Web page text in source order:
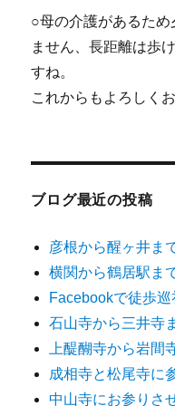
○母の介護があるた
ません、長距離は歩
すね。
これからもよろしく
ブログ最近の投稿
彦根から醒ヶ井ま
横関から鶴居駅ま
Facebookで徒歩巡
石山寺から三井寺
上醍醐寺から岩間
成相寺と松尾寺に
中山寺にお参りさ